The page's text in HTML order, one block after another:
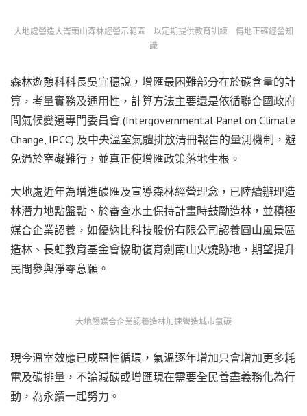
大地處營造大崙頭山森林經營示範區 以定期提供教育訓練 傳地正確經營知
識
森林遊憩科科長吳宜穗說，增匯最困難部分在於碳含量的計
算，考量實務及通用性，計算方法主要還是依循聯合國政府
間氣候變遷專門委員會 (Intergovernmental Panel on Climate
Change, IPCC) 及中央溫室氣體排放清冊報告的量測機制，避
免過於窒礙難行，並真正使增匯政策落地生根。
大地處近年為增進碳匯及宣導森林經營理念，已陸續辦理造
林潛力地點盤點、於審查水土保持計畫時鼓勵造林，並積極
媒合企業認養，如優納比科技股份有限公司認養圓山風景區
造林、長虹教育基金會協助復育劍南山火燒跡地，期望提升
民間參與淨零意願。
大地觸媒合企業認養造林加速營造城市氯碳
現今溫室效應已成惡性循環，氣溫逐年增加只會增加更多耗
電及碳排量，不論減碳或增匯現在需要全民善盡義務化為行
動，為永續一起努力。